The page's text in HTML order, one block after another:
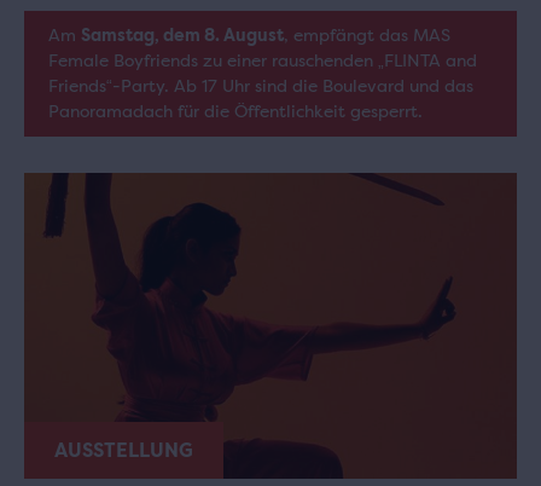
Am Samstag, dem 8. August, empfängt das MAS
Female Boyfriends zu einer rauschenden „FLINTA and
Friends“-Party. Ab 17 Uhr sind die Boulevard und das
Panoramadach für die Öffentlichkeit gesperrt.
AUSSTELLUNG